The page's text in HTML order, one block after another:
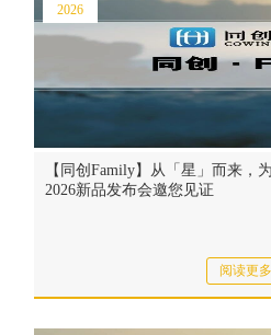
【同创Family】从「星」而来，
2026新品发布会邀您见证
阅读更多
2026